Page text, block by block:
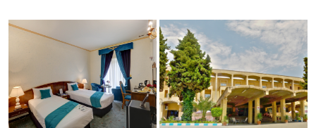
نشریه الکترونیک
تیزرهای ما
تماس با ما